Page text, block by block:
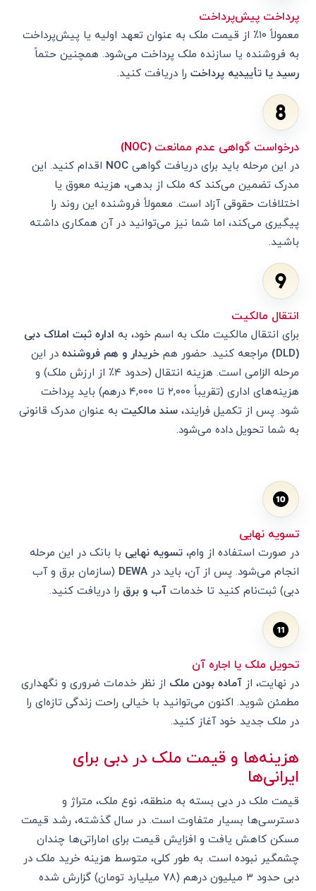
پرداخت پیش‌پرداخت
معمولاً ۱۰٪ از قیمت ملک به عنوان تعهد اولیه یا پیش‌پرداخت
به فروشنده یا سازنده ملک پرداخت می‌شود. همچنین حتماً
رسید یا تأییدیه پرداخت را دریافت کنید.
درخواست گواهی عدم ممانعت (NOC)
در این مرحله باید برای دریافت گواهیNOC اقدام کنید. این
مدرک تضمین می‌کند که ملک از بدهی، هزینه معوق یا
اختلافات حقوقی آزاد است. معمولاً فروشنده این روند را
پیگیری می‌کند، اما شما نیز می‌توانید در آن همکاری داشته
باشید.
انتقال مالکیت
برای انتقال مالکیت ملک به اسم خود، به اداره ثبت املاک دبی
(DLD)
مراجعه کنید. حضور همخریدار و هم فروشندهدر این
مرحله الزامی است. هزینه انتقال (حدود ۴٪ از ارزش ملک) و
هزینه‌های اداری (تقریباً ۲,۰۰۰ تا ۴,۰۰۰ درهم) باید پرداخت
شود. پس از تکمیل فرایند،سند مالکیت به عنوان مدرک قانونی
به شما تحویل داده می‌شود.
تسویه نهایی
در صورت استفاده از وام،تسویه نهایی با بانک در این مرحله
انجام می‌شود. پس از آن، باید در DEWA (سازمان برق و آب
دبی) ثبت‌نام کنید تا خدماتآب و برق را دریافت کنید.
تحویل ملک یا اجاره آن
در نهایت، از آماده بودن ملک از نظر خدمات ضروری و نگهداری
مطمئن شوید. اکنون می‌توانید با خیالی راحت زندگی تازه‌ای را
در ملک جدید خود آغاز کنید.
هزینه‌ها و قیمت ملک در دبی برای
ایرانی‌ها
قیمت ملک در دبی بسته به منطقه، نوع ملک، متراژ و
دسترسی‌ها بسیار متفاوت است. در سال گذشته، رشد قیمت
مسکن کاهش یافت و افزایش قیمت برای اماراتی‌ها چندان
چشمگیر نبوده است. به طور کلی، متوسط هزینه خرید ملک در
دبی حدود ۳ میلیون درهم (۷۸ میلیارد تومان) گزارش شده